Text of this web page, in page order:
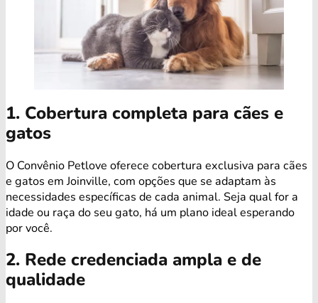
1. Cobertura completa para cães e
gatos
O Convênio Petlove oferece cobertura exclusiva para cães
e gatos em Joinville, com opções que se adaptam às
necessidades específicas de cada animal. Seja qual for a
idade ou raça do seu gato, há um plano ideal esperando
por você.
2. Rede credenciada ampla e de
qualidade